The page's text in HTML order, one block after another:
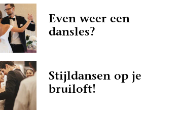
Even weer een
dansles?
Stijldansen op je
bruiloft!